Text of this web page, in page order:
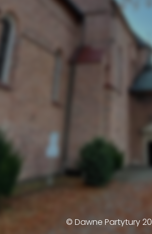
© Dawne Partytury